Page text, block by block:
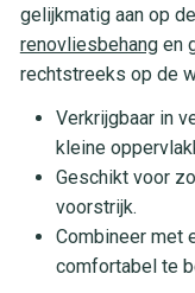
gelijkmatig aan op
renovliesbehangen
rechtstreeks op de
Verkrijgbaar in
kleine
Geschikt voor
voorstrijk.
Combineer met
comfortabel te